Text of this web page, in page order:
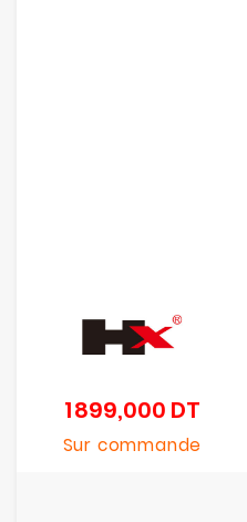
1 899,000 DT
Sur commande